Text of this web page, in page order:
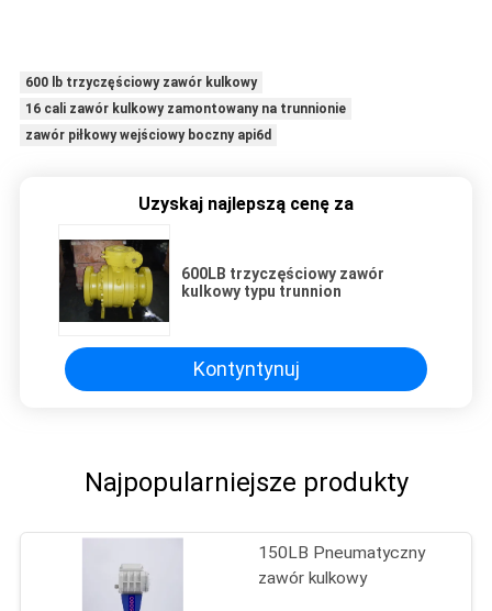
600 lb trzyczęściowy zawór kulkowy
16 cali zawór kulkowy zamontowany na trunnionie
zawór piłkowy wejściowy boczny api6d
Uzyskaj najlepszą cenę za
600LB trzyczęściowy zawór
kulkowy typu trunnion
Kontyntynuj
Najpopularniejsze produkty
150LB Pneumatyczny
zawór kulkowy